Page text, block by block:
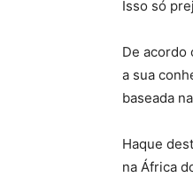
Isso só
De acordo
a sua
baseada
Haque
na África